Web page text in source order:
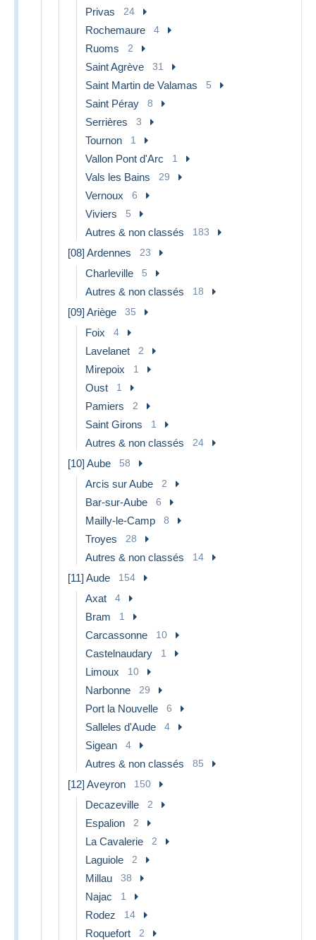
Privas 24
Rochemaure 4
Ruoms 2
Saint Agrève 31
Saint Martin de Valamas 5
Saint Péray 8
Serrières 3
Tournon 1
Vallon Pont d'Arc 1
Vals les Bains 29
Vernoux 6
Viviers 5
Autres & non classés 183
[08] Ardennes 23
Charleville 5
Autres & non classés 18
[09] Ariège 35
Foix 4
Lavelanet 2
Mirepoix 1
Oust 1
Pamiers 2
Saint Girons 1
Autres & non classés 24
[10] Aube 58
Arcis sur Aube 2
Bar-sur-Aube 6
Mailly-le-Camp 8
Troyes 28
Autres & non classés 14
[11] Aude 154
Axat 4
Bram 1
Carcassonne 10
Castelnaudary 1
Limoux 10
Narbonne 29
Port la Nouvelle 6
Salleles d'Aude 4
Sigean 4
Autres & non classés 85
[12] Aveyron 150
Decazeville 2
Espalion 2
La Cavalerie 2
Laguiole 2
Millau 38
Najac 1
Rodez 14
Roquefort 2